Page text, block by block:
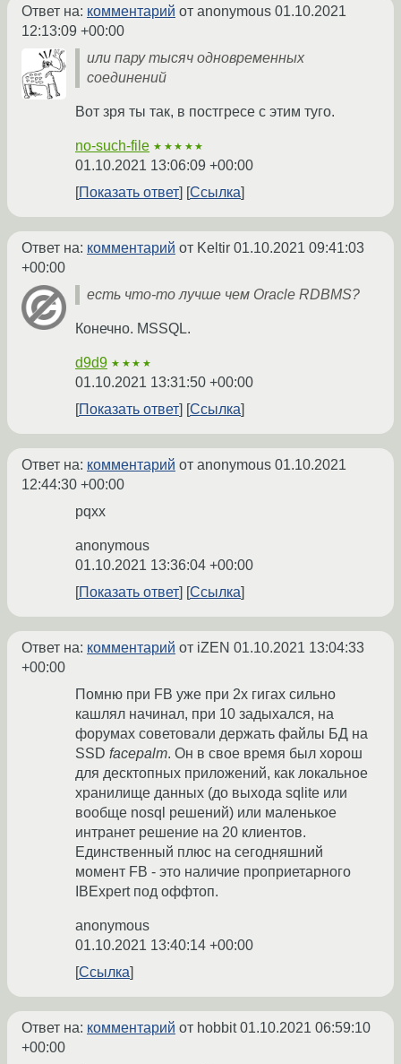
Ответ на: комментарий от anonymous 01.10.2021
12:13:09 +00:00
или пару тысяч одновременных
соединений
Вот зря ты так, в постгресе с этим туго.
no-such-file ★★★★★
01.10.2021 13:06:09 +00:00
Показать ответ
Ссылка
Ответ на: комментарий от Keltir 01.10.2021 09:41:03
+00:00
есть что-то лучше чем Oracle RDBMS?
Конечно. MSSQL.
d9d9 ★★★★
01.10.2021 13:31:50 +00:00
Показать ответ
Ссылка
Ответ на: комментарий от anonymous 01.10.2021
12:44:30 +00:00
pqxx
anonymous
01.10.2021 13:36:04 +00:00
Показать ответ
Ссылка
Ответ на: комментарий от iZEN 01.10.2021 13:04:33
+00:00
Помню при FB уже при 2х гигах сильно
кашлял начинал, при 10 задыхался, на
форумах советовали держать файлы БД на
SSD facepalm. Он в свое время был хорош
для десктопных приложений, как локальное
хранилище данных (до выхода sqlite или
вообще nosql решений) или маленькое
интранет решение на 20 клиентов.
Единственный плюс на сегодняшний
момент FB - это наличие проприетарного
IBExpert под оффтоп.
anonymous
01.10.2021 13:40:14 +00:00
Ссылка
Ответ на: комментарий от hobbit01.10.2021 06:59:10
+00:00